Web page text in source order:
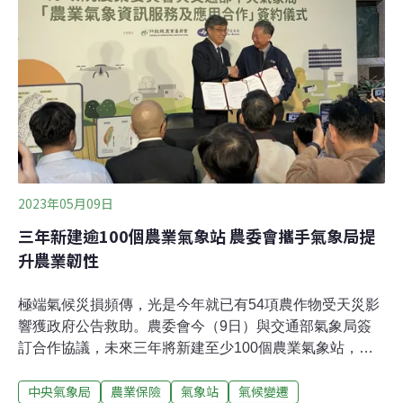
的責任，堅定請辭，院長才尊重其決定。
2023年05月09日
三年新建逾100個農業氣象站 農委會攜手氣象局提
升農業韌性
極端氣候災損頻傳，光是今年就已有54項農作物受天災影
響獲政府公告救助。農委會今（9日）與交通部氣象局簽
訂合作協議，未來三年將新建至少100個農業氣象站，強
局局長鄭明典說明，2020年台灣經歷百年大旱，但今年雨
中央氣象局 農業保險 氣象站
氣候變遷